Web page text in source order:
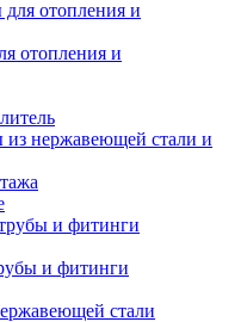
отопления и
нержавеющей стали и
и фитинги
и фитинги
стали